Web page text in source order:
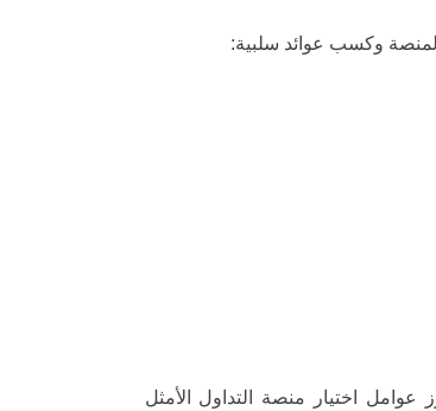
وكسب عوائد سلبية:
اختيار منصة التداول الأمثل